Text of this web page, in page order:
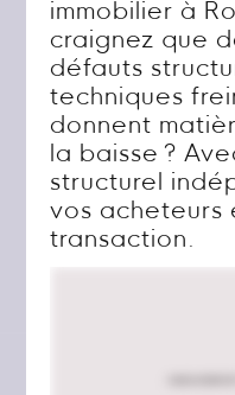
immobilier à
craignez que
défauts
techniques
donnent
la baisse ?
structurel
vos acheteurs
transaction.